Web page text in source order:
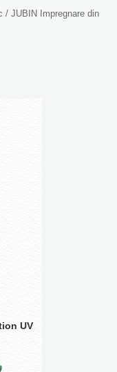
/ JUBIN Impregnare din
UV